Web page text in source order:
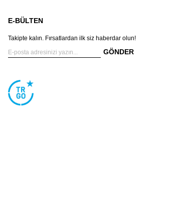
E-BÜLTEN
Takipte kalın. Fırsatlardan ilk siz haberdar olun!
GÖNDER